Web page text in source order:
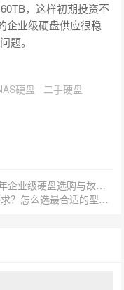
，这样初期投资不
企业级硬盘供应很稳
题。
硬盘
二手硬盘
上一篇：Dell服务器识别不到硬盘？2026年企业级硬盘选购与故障排查指南
下一篇：2026年NAS存储对硬盘有什么要求？怎么选最合适的型号？